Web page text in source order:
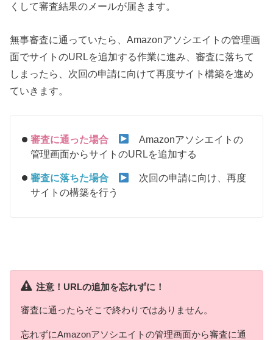
くして審査結果のメールが届きます。
無事審査に通っていたら、Amazonアソシエイトの管理画
面でサイトのURLを追加する作業に進み、審査に落ちて
しまったら、次回の申請に向けて再度サイト構築を進め
ていきます。
審査に通った場合
Amazonアソシエイトの
管理画面からサイトのURLを追加する
審査に落ちた場合
次回の申請に向け、再度
サイトの構築を行う
注意！URLの追加を忘れずに！
審査に通ったらそこで終わりではありません。
忘れずにAmazonアソシエイトの管理画面から審査に通